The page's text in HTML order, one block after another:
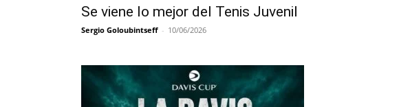
Se viene lo mejor del Tenis Juvenil
Sergio Goloubintseff - 10/06/2026